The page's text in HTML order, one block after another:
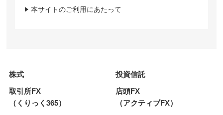
本サイトのご利用にあたって
株式
投資信託
取引所FX
（くりっく365）
店頭FX
（アクティブFX）